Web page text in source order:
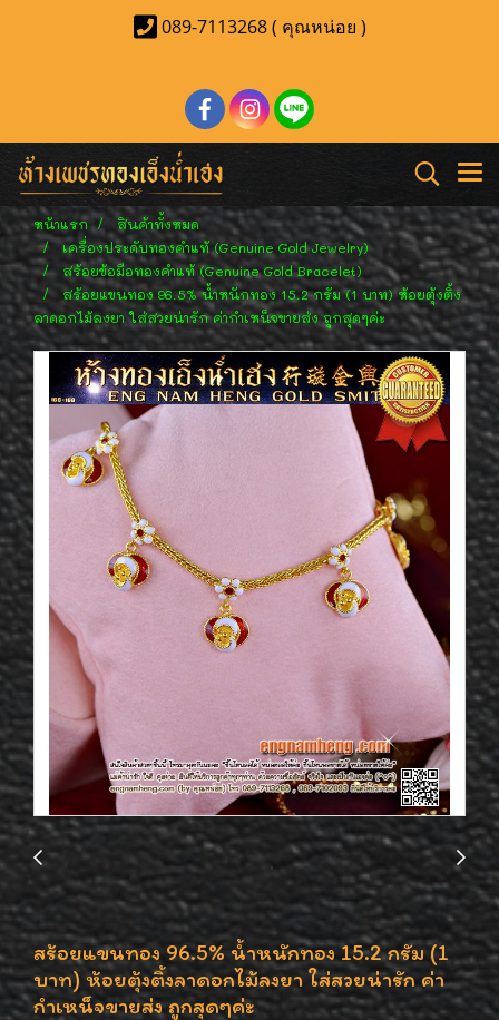
089-7113268 ( คุณหน่อย )
หน้าแรก
สินค้าทั้งหมด
เครื่องประดับทองคำแท้ (Genuine Gold Jewelry)
สร้อยข้อมือทองคำแท้ (Genuine Gold Bracelet)
สร้อยแขนทอง 96.5% น้ำหนักทอง 15.2 กรัม (1 บาท) ห้อยตุ้งติ้ง
ลาดอกไม้ลงยา ใส่สวยน่ารัก ค่ากำเหน็จขายส่ง ถูกสุดๆค่ะ
สร้อยแขนทอง 96.5% น้ำหนักทอง 15.2 กรัม (1
บาท) ห้อยตุ้งติ้งลาดอกไม้ลงยา ใส่สวยน่ารัก ค่า
กำเหน็จขายส่ง ถูกสุดๆค่ะ